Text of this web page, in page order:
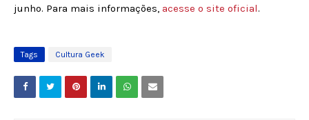
junho. Para mais informações, acesse o site oficial.
Tags Cultura Geek